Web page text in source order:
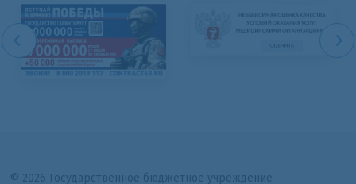
© 2026 Государственное бюджетное учреждение